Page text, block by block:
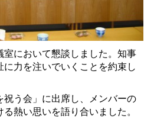
において懇談しました。知事
力を注いでいくことを約束し
う会」に出席し、メンバーの
熱い思いを語り合いました。